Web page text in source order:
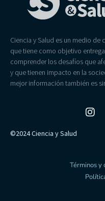
Ciencia y Salud es un medio
que tiene como objetivo
comprender los desafíos que
y que tienen impacto en la
mejor información también es
©2024 Ciencia y Salud
Términos y